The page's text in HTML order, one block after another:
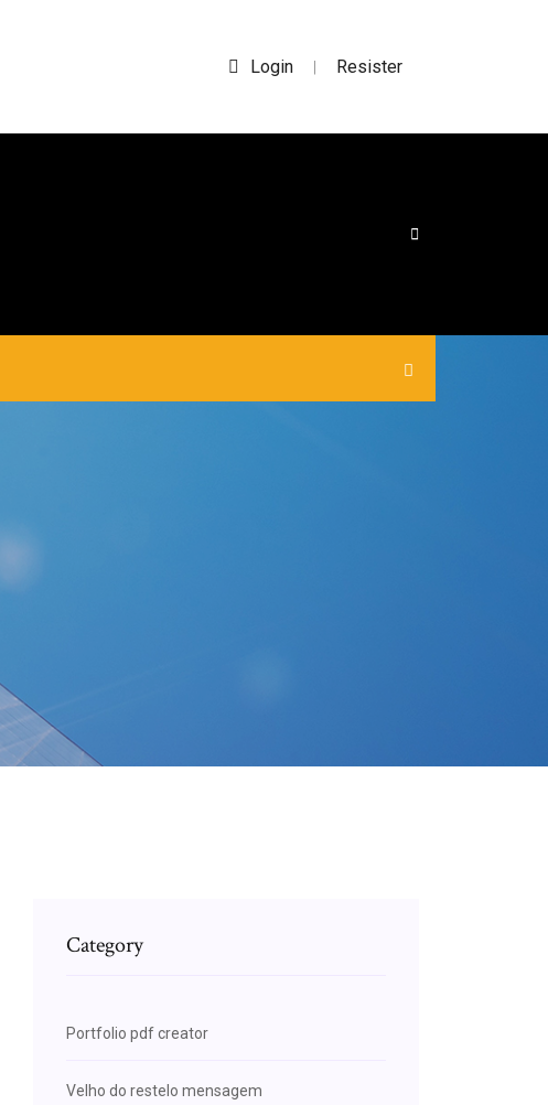
Login | Resister
Category
Portfolio pdf creator
Velho do restelo mensagem